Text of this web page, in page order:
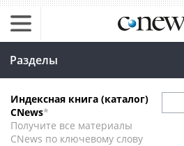
Разделы
Индексная книга (каталог)
CNews*
Получите все материалы
CNews по ключевому слову